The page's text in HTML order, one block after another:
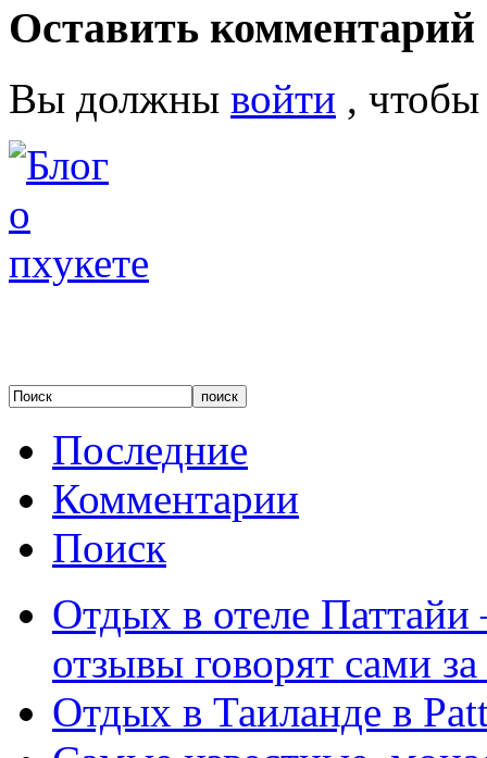
Оставить комментарий
Вы должны войти ,
Последние
Комментарии
Поиск
Отдых в отеле
отзывы говорят сами за
Отдых в Таиланде в